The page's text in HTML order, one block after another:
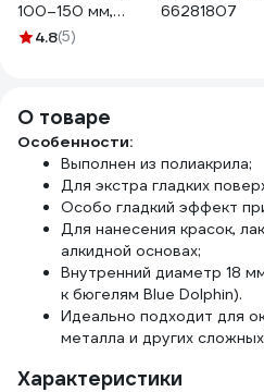
100–150 мм,
кронштейн 6 мм,
4.8(5)
66281807
О товаре
Особенности:
Выполнен из полиакрила;
Для экстра гладких
Особо гладкий эффект
Для нанесения красок,
алкидной основах;
Внутренний диаметр 18
к бюгелям Blue Dolphin).
Идеально подходит для
металла и других
Характеристики